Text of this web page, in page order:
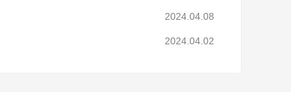
2024.04.08
2024.04.02